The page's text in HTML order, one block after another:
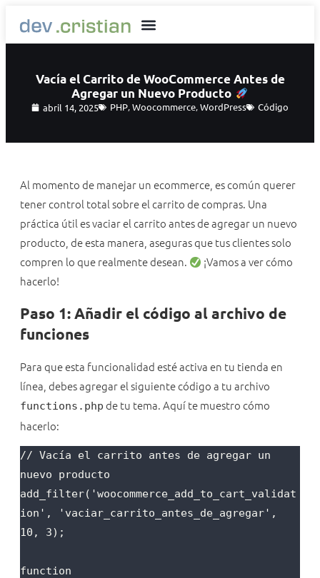
Vacía el Carrito de WooCommerce Antes de
Agregar un Nuevo Producto
abril 14, 2025 PHP,Woocommerce,WordPress Código
Al momento de manejar un ecommerce, es común querer
tener control total sobre el carrito de compras. Una
práctica útil es vaciar el carrito antes de agregar un nuevo
producto, de esta manera, aseguras que tus clientes solo
compren lo que realmente desean.
¡Vamos a ver cómo
hacerlo!
Paso 1: Añadir el código al archivo de
funciones
Para que esta funcionalidad esté activa en tu tienda en
línea, debes agregar el siguiente código a tu archivo
functions.php de tu tema. Aquí te muestro cómo
hacerlo:
// Vacía el carrito antes de agregar un
nuevo producto
add_filter('woocommerce_add_to_cart_validat
ion', 'vaciar_carrito_antes_de_agregar',
10, 3);
function